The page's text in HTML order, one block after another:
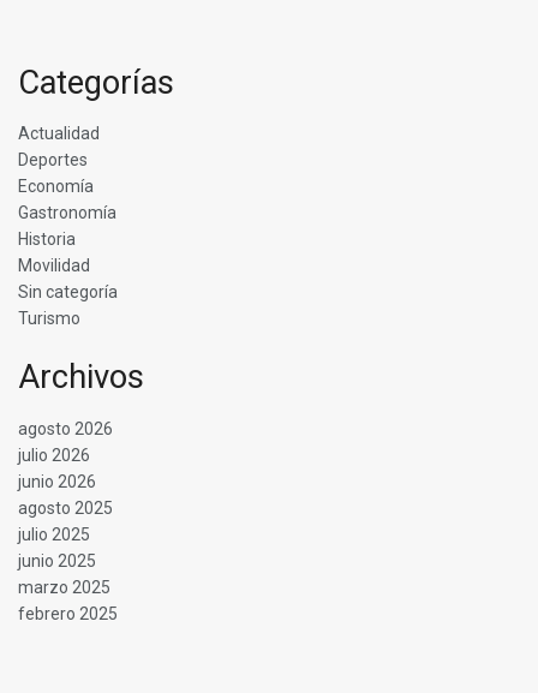
Categorías
Actualidad
Deportes
Economía
Gastronomía
Historia
Movilidad
Sin categoría
Turismo
Archivos
agosto 2026
julio 2026
junio 2026
agosto 2025
julio 2025
junio 2025
marzo 2025
febrero 2025